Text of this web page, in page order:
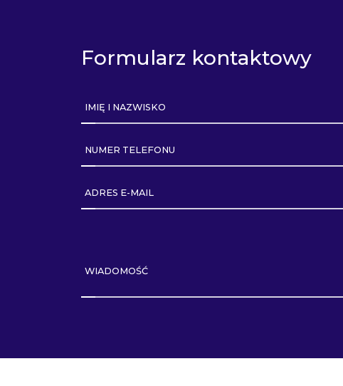
Formularz kontaktowy
IMIĘ I NAZWISKO
NUMER TELEFONU
ADRES E-MAIL
WIADOMOŚĆ